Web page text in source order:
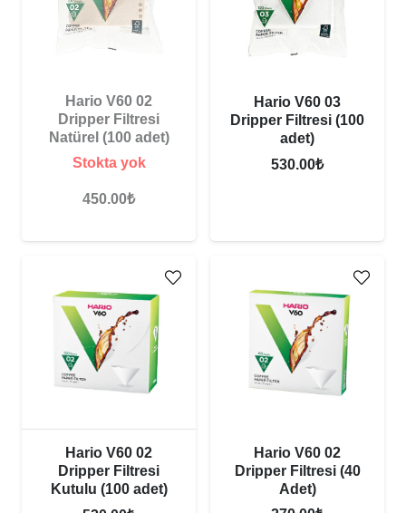
Hario V60 02
Dripper Filtresi
Natürel (100 adet)
Stokta yok
450.00₺
Hario V60 03
Dripper Filtresi (100
adet)
530.00₺
Hario V60 02
Dripper Filtresi
Kutulu (100 adet)
Hario V60 02
Dripper Filtresi (40
Adet)